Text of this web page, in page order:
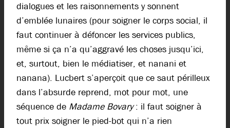
dialogues et les raisonnements y sonnent
d’emblée lunaires (pour soigner le corps social, il
faut continuer à défoncer les services publics,
même si ça n’a qu’aggravé les choses jusqu’ici,
et, surtout, bien le médiatiser, et nanani et
nanana). Lucbert s’aperçoit que ce saut périlleux
dans l’absurde reprend, mot pour mot, une
séquence de Madame Bovary: il faut soigner à
tout prix soigner le pied-bot qui n’a rien